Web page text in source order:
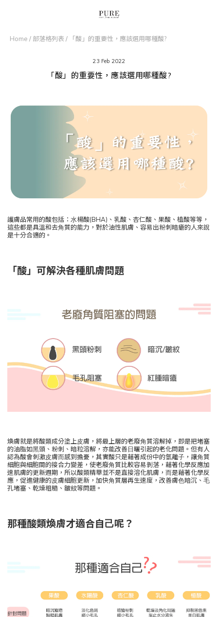
Home / 部落格列表 / 「酸」的重要性，應該選⽤哪種酸?
23 Feb 2022
「酸」的重要性，應該選⽤哪種酸?
護膚品常⽤的酸包括：⽔楊酸(BHA)、乳酸、杏仁酸、果酸、植酸等等，
這些都是具溫和去⾓質的能⼒，對於油性肌膚、容易出粉刺暗瘡的⼈來說
是十分合適的。
「酸」可解決各種肌膚問題
煥膚就是將酸類成分塗上⽪膚，將最上層的老廢⾓質溶解掉，即是把堵塞
的油脂如⿊頭、粉刺、暗粒溶解，亦能改善⽇曬引起的老化問題。但有⼈
認為酸會刺激⽪膚⽽感到擔憂，其實酸只是藉著成份中的氫離⼦，讓⾓質
細胞與細胞間的接合⼒變差，使老廢⾓質比較容易剝落，藉著化學反應加
速肌膚的更新週期，所以酸類精華並不是直接溶化肌膚，⽽是藉著化學反
應，促進健康的⽪膚細胞更新，加快⾓質層再⽣速度，改善膚⾊暗沉、⽑
孔堵塞、乾燥粗糙、皺紋等問題。
那種酸類煥膚才適合⾃⼰呢？